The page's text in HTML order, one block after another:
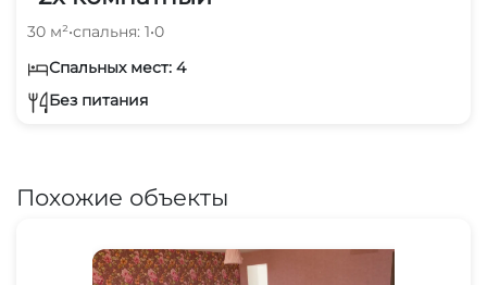
30 м²•спальня: 1•0
Спальных мест: 4
Без питания
Похожие объекты